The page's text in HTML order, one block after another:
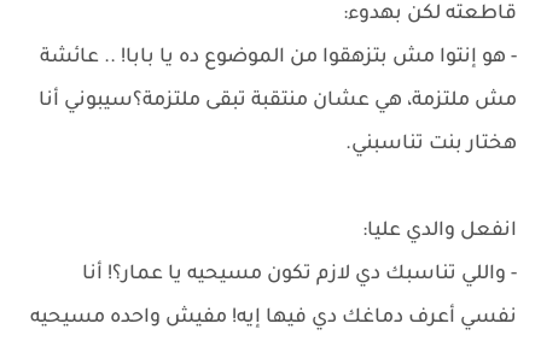
قاطعته لكن بهدوء:
- هو إنتوا مش بتزهقوا من الموضوع ده يا بابا! .. عائشة
مش ملتزمة، هي عشان منتقبة تبقى ملتزمة؟سيبوني أنا
هختار بنت تناسبني.
انفعل والدي عليا:
- واللي تناسبك دي لازم تكون مسيحيه يا عمار؟! أنا
نفسي أعرف دماغك دي فيها إيه! مفيش واحده مسيحيه